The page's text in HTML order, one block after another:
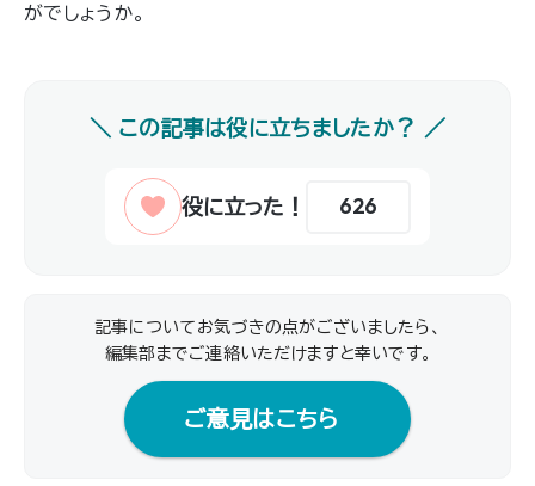
がでしょうか。
626
記事についてお気づきの点がございましたら、
編集部までご連絡いただけますと幸いです｡
ご意見はこちら